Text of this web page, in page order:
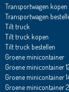
Transportwagen kopen
Transportwagen
Tilt truck
Tilt truck kopen
Tilt truck bestellen
Groene minicontainer
Groene minicontainer
Groene minicontainer
Groene minicontainer